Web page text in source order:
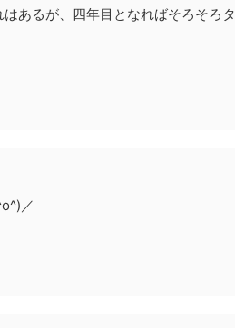
あるが、四年目となればそろそろタ
／